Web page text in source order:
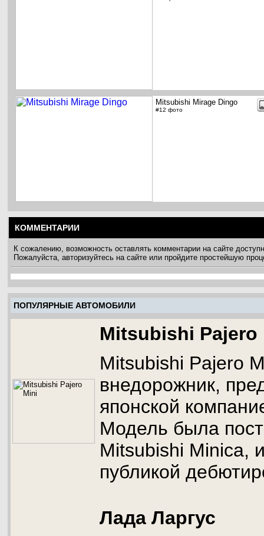
Mitsubishi Mirage Dingo
#12 фото
КОММЕНТАРИИ
К сожалению, возможность оставлять комментарии на сайте
Пожалуйста, авторизуйтесь на сайте или пройдите простейшую
ПОПУЛЯРНЫЕ АВТОМОБИЛИ
Mitsubishi Pajero
Mitsubishi Pajero
внедорожник,
японской
Модель была
Mitsubishi Minica,
публикой
Лада Ларгус